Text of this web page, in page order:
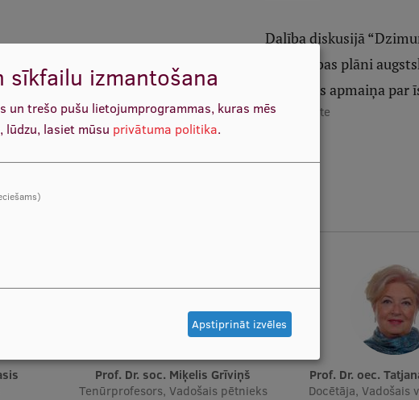
Dalība diskusijā
līdztiesības plāni
pieredzes apmaiņa par
Universitāte
Prof. Dr. soc. Miķelis Grīviņš
Tenūrprofesors, Vadošais pētnieks
Prof. Dr. oec.
Docētāja, Vadošais
sīkfailu izmantošana
un trešo pušu lietojumprogrammas, kuras mēs
lūdzu, lasiet mūsu privātuma politika.
Apstiprināt izvēles